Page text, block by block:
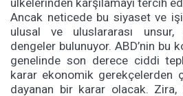
ülkelerinden karşılamayı tercih
Ancak neticede bu siyaset ve
ulusal ve uluslararası unsur,
dengeler bulunuyor. ABD’nin bu
genelinde son derece ciddi
karar ekonomik gerekçelerden
dayanan bir karar olacak. Zira,